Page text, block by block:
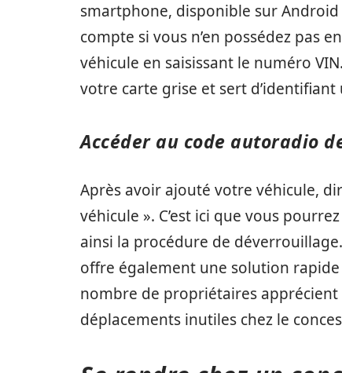
smartphone, disponible sur
compte si vous n’en possédez pas
véhicule en saisissant le numéro
votre carte grise et sert
Accéder au code autoradio
Après avoir ajouté votre véhicule,
véhicule ». C’est ici que vous
ainsi la procédure de
offre également une solution
nombre de propriétaires
déplacements inutiles chez le